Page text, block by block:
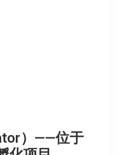
）——位于